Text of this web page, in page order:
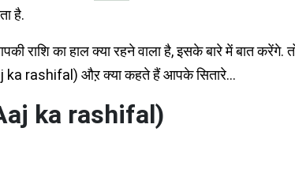
है.
राशि का हाल क्या रहने वाला है, इसके बारे में बात करेंगे.
ka rashifal) औऱ क्या कहते हैं आपके सितारे…
ka rashifal)